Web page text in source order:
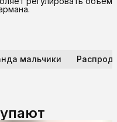
мальчики